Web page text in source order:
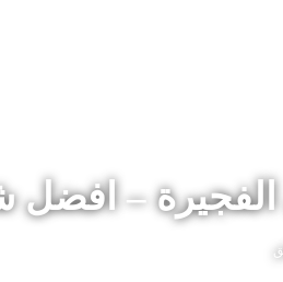
– افضل شركة